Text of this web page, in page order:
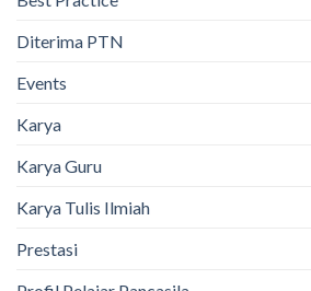
Diterima PTN
Events
Karya
Karya Guru
Karya Tulis Ilmiah
Prestasi